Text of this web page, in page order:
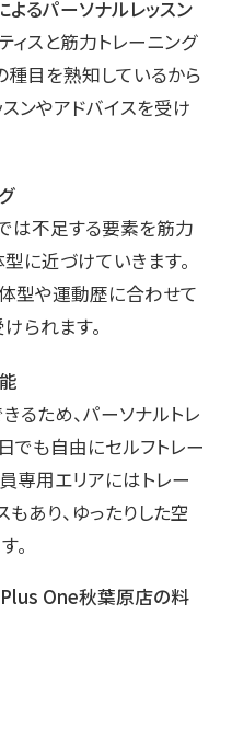
るパーソナルレッスン
スと筋力トレーニング
種目を熟知しているから
ンやアドバイスを受け
は不足する要素を筋力
に近づけていきます。
型や運動歴に合わせて
られます。
るため、パーソナルトレ
でも自由にセルフトレー
専用エリアにはトレー
あり、ゆったりした空
。
Plus One秋葉原店の料